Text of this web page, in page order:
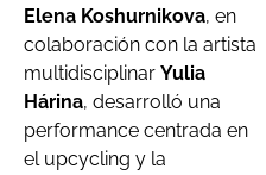
Elena Koshurnikova, en
colaboración con la artista
multidisciplinar Yulia
Hárina, desarrolló una
performance centrada en
el upcycling y la